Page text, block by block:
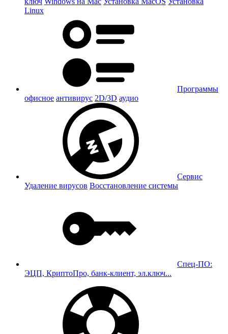
Linux
Программы
офисное антивирус 2D/3D аудио
Сервис
Удаление вирусов Восстановление системы
Спец-ПО:
ЭЦП, КриптоПро, банк-клиент, эл.ключ...